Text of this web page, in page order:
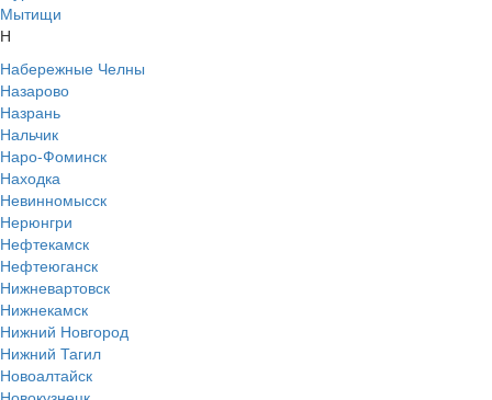
Мытищи
Н
Набережные Челны
Назарово
Назрань
Нальчик
Наро-Фоминск
Находка
Невинномысск
Нерюнгри
Нефтекамск
Нефтеюганск
Нижневартовск
Нижнекамск
Нижний Новгород
Нижний Тагил
Новоалтайск